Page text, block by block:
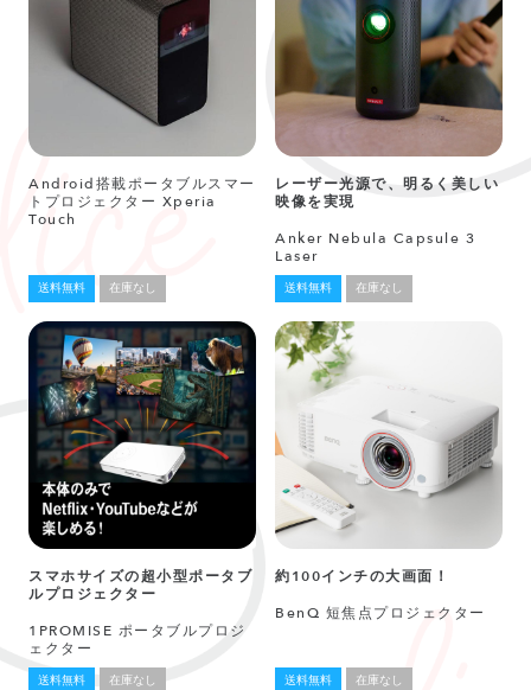
Android搭載ポータブルスマー
トプロジェクター Xperia
Touch
送料無料 在庫なし
レーザー光源で、明るく美しい
映像を実現
Anker Nebula Capsule 3
Laser
送料無料 在庫なし
スマホサイズの超小型ポータブ
ルプロジェクター
1PROMISE ポータブルプロジ
ェクター
送料無料 在庫なし
約100インチの大画面！
BenQ 短焦点プロジェクター
送料無料 在庫なし